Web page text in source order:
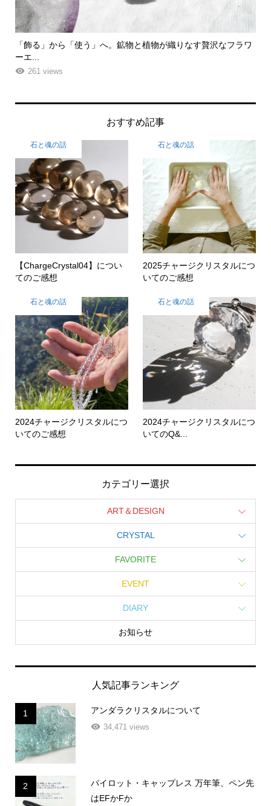
「飾る」から「使う」へ。鉱物と植物が織りなす贅沢なフラワ
ーエ...
261 views
おすすめ記事
石と魂の話
【ChargeCrystal04】につい
てのご感想
石と魂の話
2025チャージクリスタルにつ
いてのご感想
石と魂の話
2024チャージクリスタルにつ
いてのご感想
石と魂の話
2024チャージクリスタルにつ
いてのQ&...
カテゴリー選択
ART＆DESIGN
CRYSTAL
FAVORITE
EVENT
DIARY
お知らせ
人気記事ランキング
1 アンダラクリスタルについて
34,471 views
2
パイロット・キャップレス 万年筆、ペン先
はEFかFか